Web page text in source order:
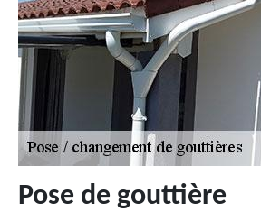
Pose de gouttière